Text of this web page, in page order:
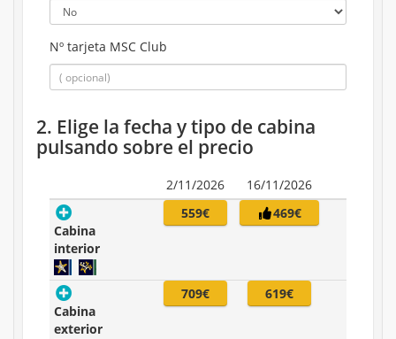
Nº tarjeta MSC Club
2. Elige la fecha y tipo de cabina
pulsando sobre el precio
2/11/2026 16/11/2026
Cabina
interior
559€ 469€
Cabina
exterior
709€ 619€